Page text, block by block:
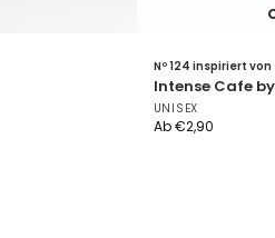
Nº 124 inspiriert von
Intense Cafe
UNISEX
Ab€2,90